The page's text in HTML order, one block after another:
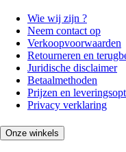
Wie wij zijn ?
Neem contact op
Verkoopvoorwaarden
Retourneren en
Juridische disclaimer
Betaalmethoden
Prijzen en
Privacy verklaring
Onze winkels